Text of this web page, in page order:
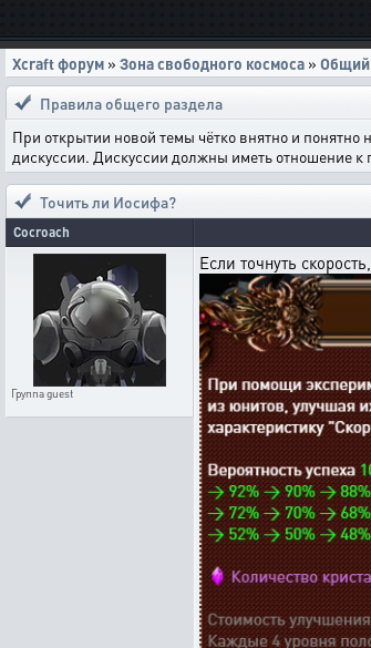
Xcraft форум » Зона свободного космоса »
Правила общего раздела
При открытии новой темы чётко внятно и
дискуссии. Дискуссии должны иметь отношение к
Точить ли Иосифа?
Cocroach
Группаguest
Если точнуть